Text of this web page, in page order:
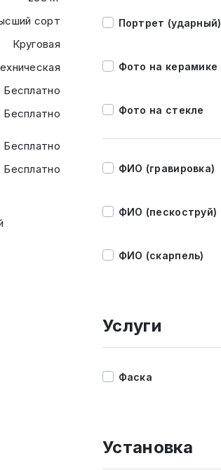
сорт
Круговая
Бесплатно
Бесплатно
Бесплатно
Бесплатно
Портрет (ударный)
Фото на керамике
Фото на стекле
ФИО (гравировка)
ФИО (пескоструй)
ФИО (скарпель)
Услуги
Фаска
Установка